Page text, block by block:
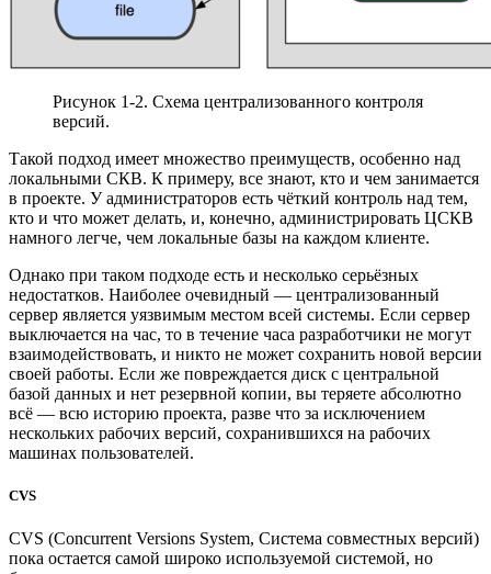
Рисунок 1-2. Схема централизованного контроля
версий.
Такой подход имеет множество преимуществ, особенно над
локальными СКВ. К примеру, все знают, кто и чем занимается
в проекте. У администраторов есть чёткий контроль над тем,
кто и что может делать, и, конечно, администрировать ЦСКВ
намного легче, чем локальные базы на каждом клиенте.
Однако при таком подходе есть и несколько серьёзных
недостатков. Наиболее очевидный — централизованный
сервер является уязвимым местом всей системы. Если сервер
выключается на час, то в течение часа разработчики не могут
взаимодействовать, и никто не может сохранить новой версии
своей работы. Если же повреждается диск с центральной
базой данных и нет резервной копии, вы теряете абсолютно
всё — всю историю проекта, разве что за исключением
нескольких рабочих версий, сохранившихся на рабочих
машинах пользователей.
CVS
CVS (Concurrent Versions System, Система совместных версий)
пока остается самой широко используемой системой, но